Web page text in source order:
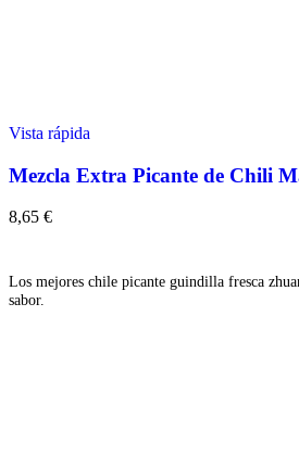
Vista rápida
Mezcla Extra Picante de Chili
8,65 €
Los mejores chile picante guindilla fresca
sabor.